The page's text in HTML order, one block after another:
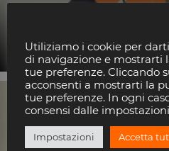
Movida Beach Club
1
Utiliziamo i cookie per
di navigazione e mostrarti
tue preferenze. Cliccando
acconsenti a mostrarti la
tue preferenze. In ogni
consensi dalle impostazioni
Impostazioni Accetta